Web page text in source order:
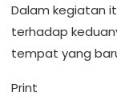
Dalam kegiatan
terhadap
tempat yang
Print